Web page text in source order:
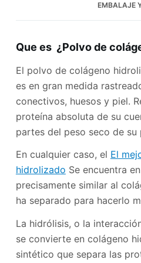
EMBALAJE
Que es ¿Polvo de
El polvo de colágeno
es en gran medida
conectivos, huesos y piel.
proteína absoluta de su
partes del peso seco de su
En cualquier caso, el El
hidrolizado Se encuentra
precisamente similar al
ha separado para hacerlo
La hidrólisis, o la
se convierte en colágeno
sintético que separa las